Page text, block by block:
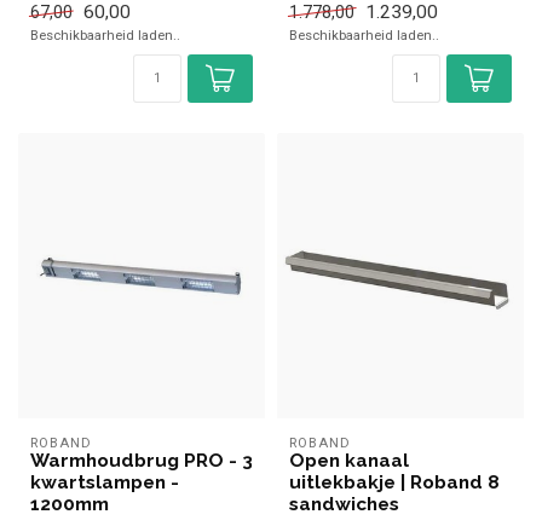
67,00 60,00
Beschikbaarheid laden..
✓ 2,99 kW
1.778,00 1.239,00
Beschikbaarheid laden..
ROBAND
Warmhoudbrug PRO - 3
kwartslampen -
1200mm
ROBAND
Open kanaal
uitlekbakje | Roband 8
sandwiches